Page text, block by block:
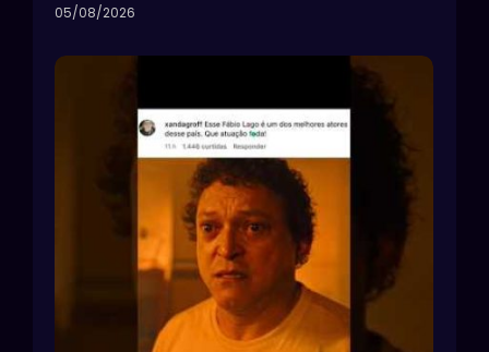
05/08/2026